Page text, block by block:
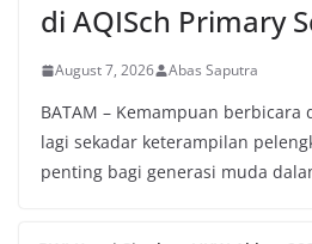
di AQISch Primary
August 7, 2026 Abas Saputra
BATAM – Kemampuan
lagi sekadar keterampilan
penting bagi generasi muda